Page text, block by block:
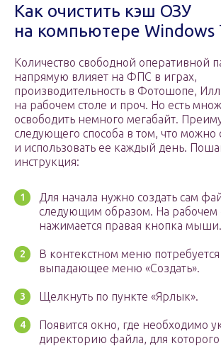
Как очистить кэш ОЗУ
на компьютере Windows
Количество свободной оперативной
напрямую влияет на ФПС в играх,
производительность в Фотошопе,
на рабочем столе и проч. Но есть
освободить немного мегабайт.
следующего способа в том, что можно
и использовать ее каждый день.
инструкция:
Для начала нужно создать сам
следующим образом. На рабочем
нажимается правая кнопка мыши.
В контекстном меню
выпадающее меню «Создать».
Щелкнуть по пункте «Ярлык».
Появится окно, где необходимо
директорию файла, для которого